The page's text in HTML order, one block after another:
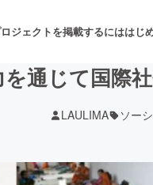
ジェクトを掲載するにははじ
通じて国際
LAULIMA ソー